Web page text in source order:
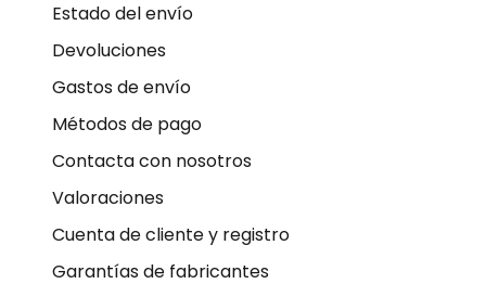
Estado del envío
Devoluciones
Gastos de envío
Métodos de pago
Contacta con nosotros
Valoraciones
Cuenta de cliente y registro
Garantías de fabricantes